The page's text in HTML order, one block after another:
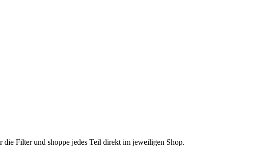
Filter und shoppe jedes Teil direkt im jeweiligen Shop.